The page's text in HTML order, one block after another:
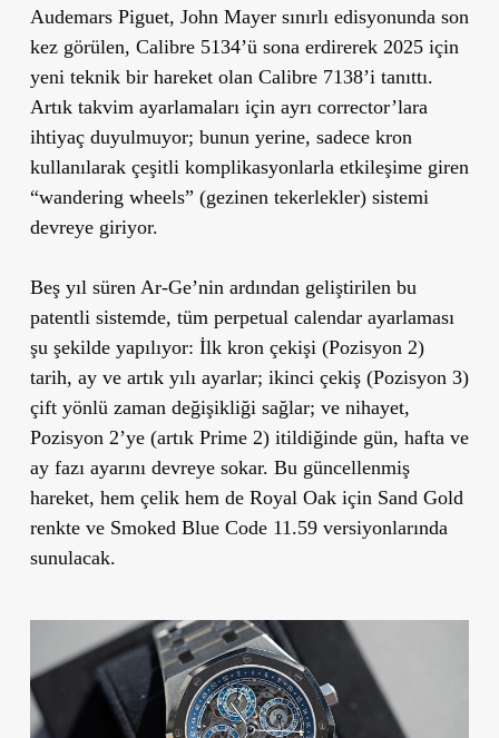
Audemars Piguet, John Mayer sınırlı edisyonunda son
kez görülen, Calibre 5134’ü sona erdirerek 2025 için
yeni teknik bir hareket olan Calibre 7138’i tanıttı.
Artık takvim ayarlamaları için ayrı corrector’lara
ihtiyaç duyulmuyor; bunun yerine, sadece kron
kullanılarak çeşitli komplikasyonlarla etkileşime giren
“wandering wheels” (gezinen tekerlekler) sistemi
devreye giriyor.
Beş yıl süren Ar-Ge’nin ardından geliştirilen bu
patentli sistemde, tüm perpetual calendar ayarlaması
şu şekilde yapılıyor: İlk kron çekişi (Pozisyon 2)
tarih, ay ve artık yılı ayarlar; ikinci çekiş (Pozisyon 3)
çift yönlü zaman değişikliği sağlar; ve nihayet,
Pozisyon 2’ye (artık Prime 2) itildiğinde gün, hafta ve
ay fazı ayarını devreye sokar. Bu güncellenmiş
hareket, hem çelik hem de Royal Oak için Sand Gold
renkte ve Smoked Blue Code 11.59 versiyonlarında
sunulacak.